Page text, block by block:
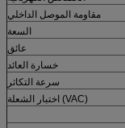
مقاومة الموصل الداخلي
السعة
عائق
خسارة العائد
سرعة التكاثر
اختبار الشعلة (VAC)